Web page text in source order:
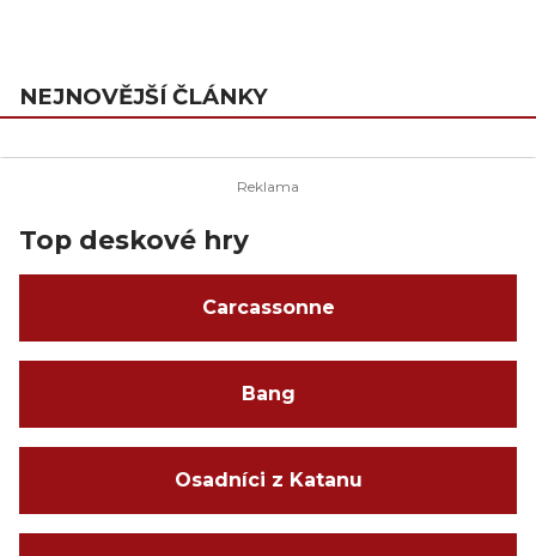
NEJNOVĚJŠÍ ČLÁNKY
Top deskové hry
Carcassonne
Bang
Osadníci z Katanu